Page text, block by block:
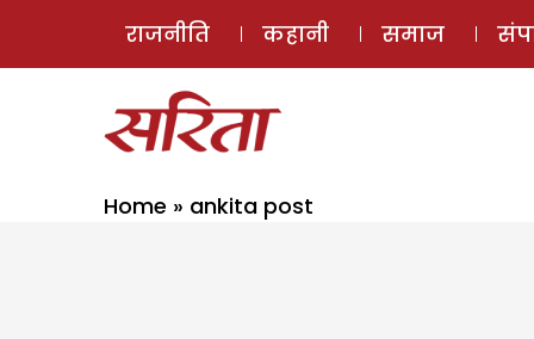
राजनीति कहानी समाज
Home » ankita post